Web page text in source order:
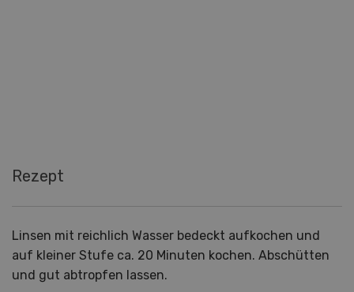
Rezept
Linsen mit reichlich Wasser bedeckt aufkochen und
auf kleiner Stufe ca. 20 Minuten kochen. Abschütten
und gut abtropfen lassen.